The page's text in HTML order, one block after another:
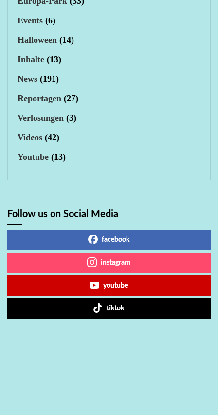
Events (6)
Halloween (14)
Inhalte (13)
News (191)
Reportagen (27)
Verlosungen (3)
Videos (42)
Youtube (13)
Follow us on Social Media
facebook
instagram
youtube
tiktok